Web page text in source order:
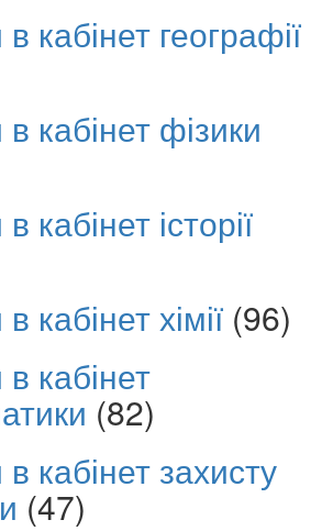
кабінет географії
кабінет фізики
кабінет історії
кабінет хімії (96)
кабінет
(82)
кабінет захисту
(47)